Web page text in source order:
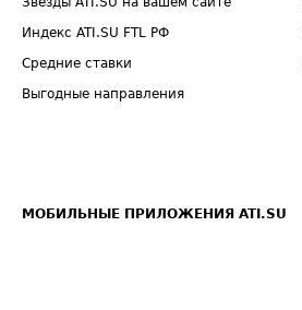
Индекс ATI.SU FTL РФ
Средние ставки
Выгодные направления
МОБИЛЬНЫЕ ПРИЛОЖЕНИЯ ATI.SU